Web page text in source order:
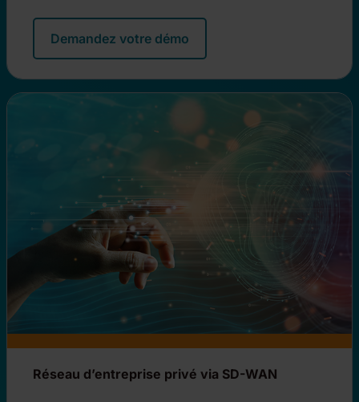
Demandez votre démo
Réseau d’entreprise privé via SD-WAN